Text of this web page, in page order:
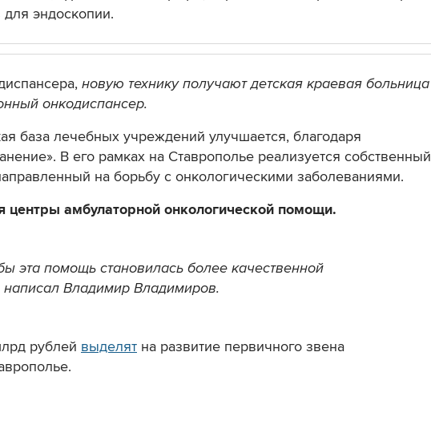
эндоскопии.
новую технику получают детская краевая больница
онкодиспансер.
база лечебных учреждений улучшается, благодаря
В его рамках на Ставрополье реализуется собственный
на борьбу с онкологическими заболеваниями.
центры амбулаторной онкологической помощи.
эта помощь становилась более качественной
написал Владимир Владимиров.
рублей выделят на развитие первичного звена